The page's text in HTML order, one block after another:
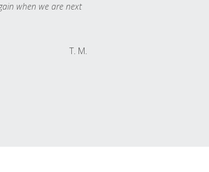
when we are next
T. M.